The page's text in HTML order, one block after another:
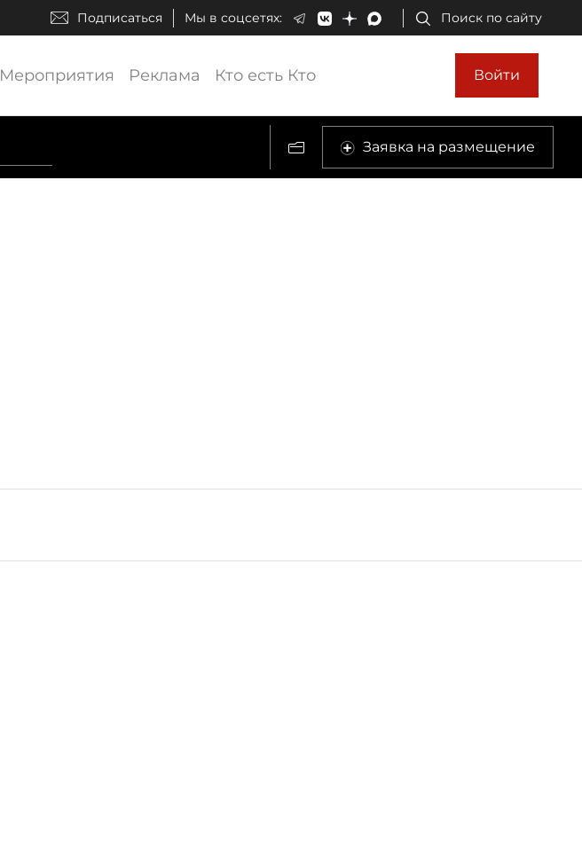
Подписаться Мы в соцсетях: Поиск по сайту
Мероприятия Реклама Кто есть Кто Войти
Заявка на размещение